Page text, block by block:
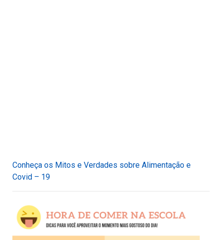
Conheça os Mitos e Verdades sobre Alimentação e
Covid – 19